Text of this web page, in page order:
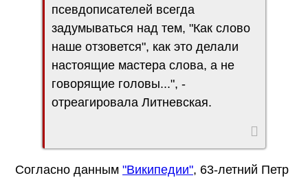
псевдописателей всегда
задумываться над тем, "Как слово
наше отзовется", как это делали
настоящие мастера слова, а не
говорящие головы...", -
отреагировала Литневская.
Согласно данным "Википедии", 63-летний Петр